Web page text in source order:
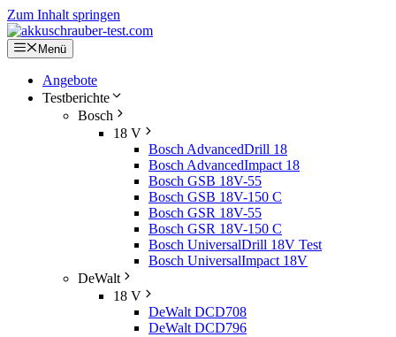
Zum Inhalt springen
Menü
Angebote
Testberichte
Bosch
18 V
Bosch AdvancedDrill 18
Bosch AdvancedImpact 18
Bosch GSB 18V-55
Bosch GSB 18V-150 C
Bosch GSR 18V-55
Bosch GSR 18V-150 C
Bosch UniversalDrill 18V Test
Bosch UniversalImpact 18V
DeWalt
18 V
DeWalt DCD708
DeWalt DCD796